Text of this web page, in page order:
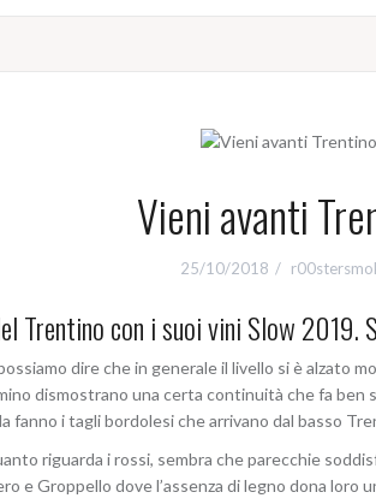
Vieni avanti
25/10/2018
Trentino con i suoi vini Slow 2019.
dire che in generale il livello si è alzato
dismostrano una certa continuità che fa ben
fanno i tagli bordolesi che arrivano dal basso
riguarda i rossi, sembra che parecchie
e Groppello dove l’assenza di legno dona loro